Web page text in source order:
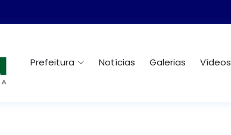
Prefeitura Notícias Galerias Vídeos